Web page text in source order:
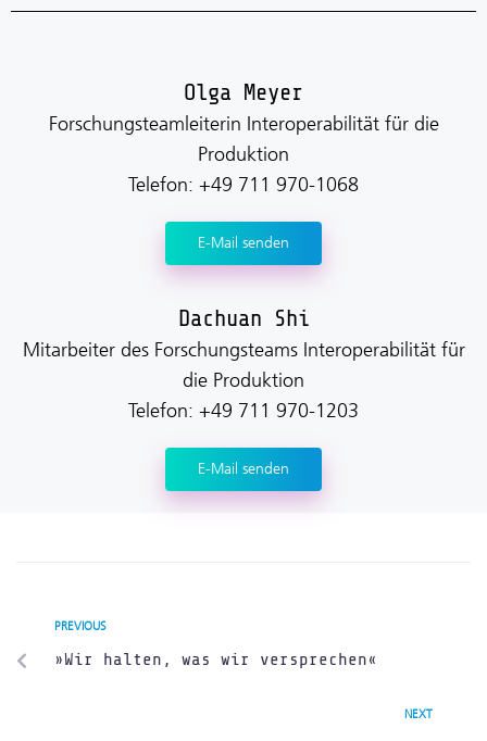
Olga Meyer
Forschungsteamleiterin Interoperabilität für die
Produktion
Telefon: +49 711 970-1068
E-Mail senden
Dachuan Shi
Mitarbeiter des Forschungsteams Interoperabilität für
die Produktion
Telefon: +49 711 970-1203
E-Mail senden
PREVIOUS
»Wir halten, was wir versprechen«
NEXT